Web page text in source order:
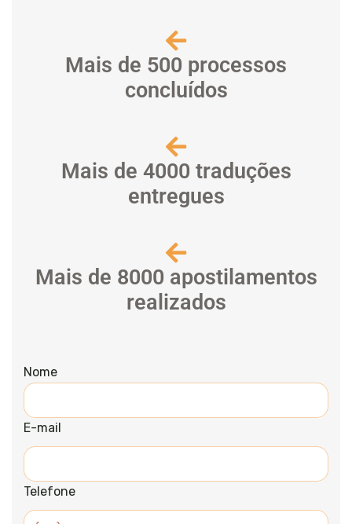
Mais de 500 processos
concluídos
Mais de 4000 traduções
entregues
Mais de 8000 apostilamentos
realizados
Nome
E-mail
Telefone